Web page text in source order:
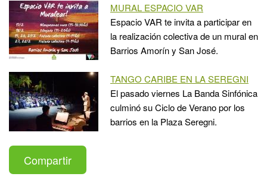
MURAL ESPACIO VAR
Espacio VAR te invita a participar en
la realización colectiva de un mural en
Barrios Amorín y San José.
TANGO CARIBE EN LA SEREGNI
El pasado viernes La Banda Sinfónica
culminó su Ciclo de Verano por los
barrios en la Plaza Seregni.
Compartir